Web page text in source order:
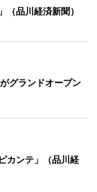
品川経済新聞）
グランドオープン
カンテ」（品川経